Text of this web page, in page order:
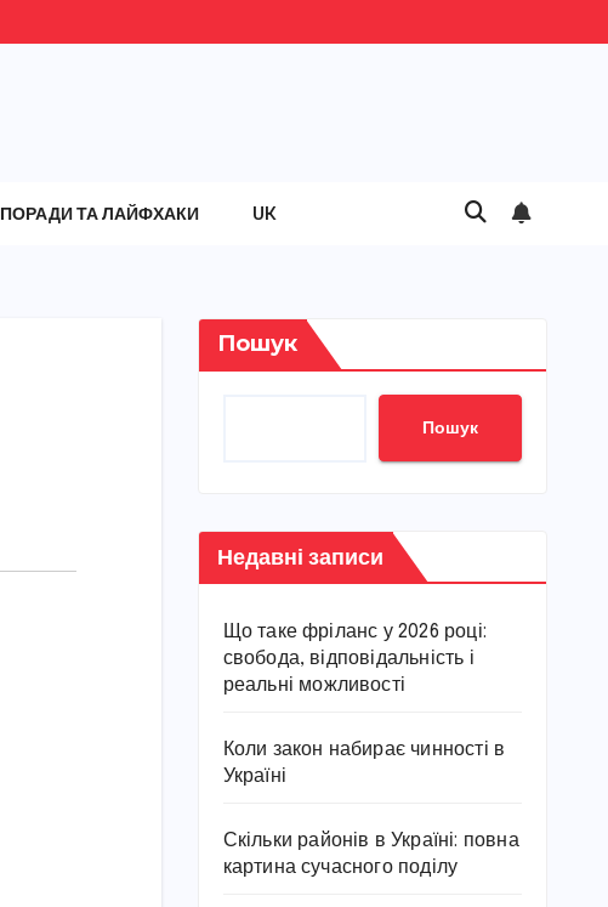
ПОРАДИ ТА ЛАЙФХАКИ UK
Пошук
Пошук
Недавні записи
Що таке фріланс у 2026 році:
свобода, відповідальність і
реальні можливості
Коли закон набирає чинності в
Україні
Скільки районів в Україні: повна
картина сучасного поділу